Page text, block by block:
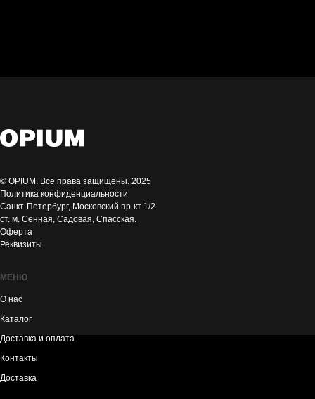
© OPIUM. Все права защищены. 2025
Политика конфиденциальности
Санкт-Петербург, Московский пр-кт 1/2
ст. м. Сенная, Садовая, Спасская.
Оферта
Реквизиты
МЕНЮ
О нас
Каталог
Доставка и оплата
Контакты
Доставка